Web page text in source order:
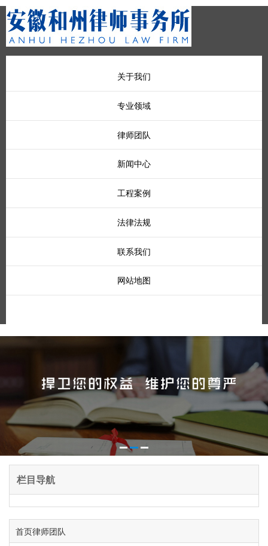
关于我们
专业领域
律师团队
新闻中心
工程案例
法律法规
联系我们
网站地图
栏目导航
首页律师团队